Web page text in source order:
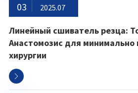
03 2025.07
Линейный сшиватель резца:
Анастомозис для минимально
хирургии
